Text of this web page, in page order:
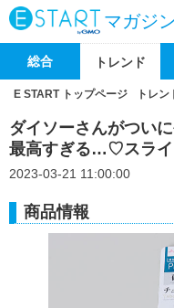
マガジ
総合 トレンド
E START トップページ トレン
ダイソーさんがつい
最高すぎる…♡スライ
2023-03-21 11:00:00
商品情報